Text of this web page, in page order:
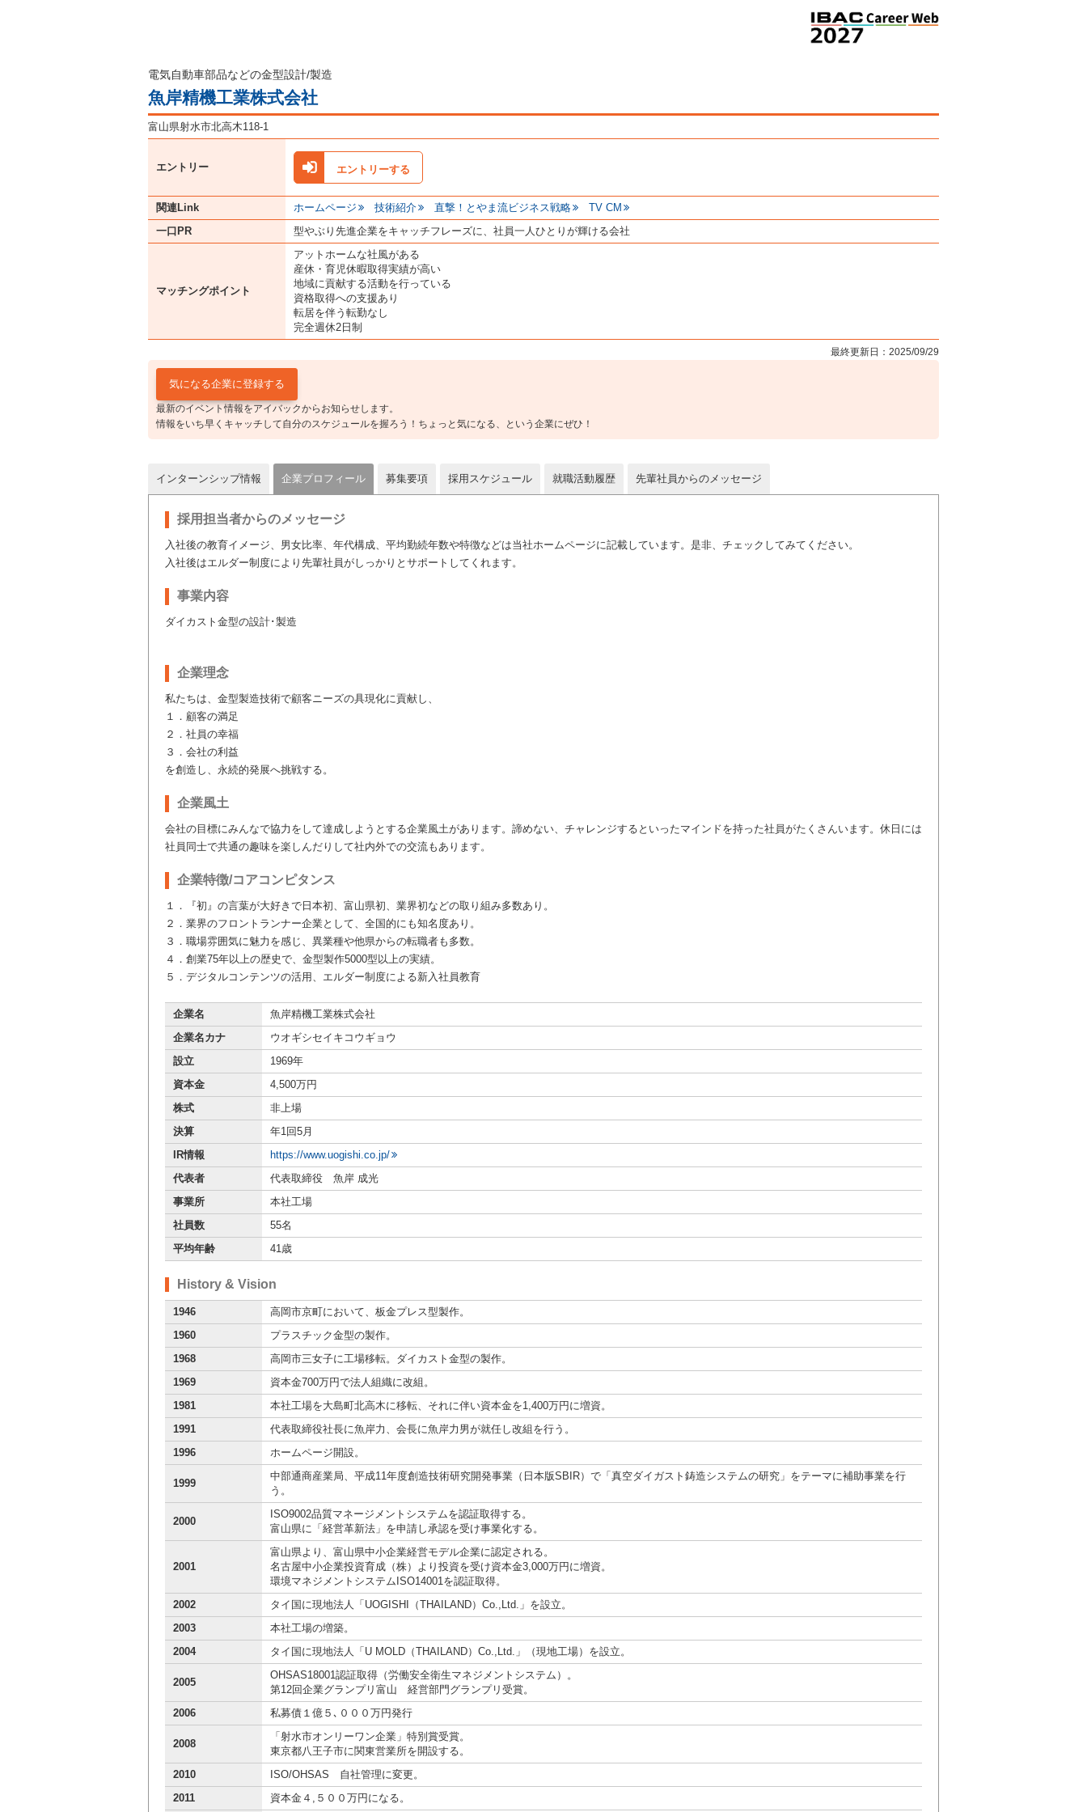
電気自動車部品などの金型設計/製造
魚岸精機工業株式会社
富山県射水市北高木118-1
エントリー エントリーする
関連Link ホームページ 技術紹介 直撃！とやま流ビジネス戦略
TV CM
一口PR
型やぶり先進企業をキャッチフレーズに、社員一人ひとりが輝ける会社
マッチングポイント
アットホームな社風がある
産休・育児休暇取得実績が高い
地域に貢献する活動を行っている
資格取得への支援あり
転居を伴う転勤なし
完全週休2日制
最終更新日：2025/09/29
最新のイベント情報をアイバックからお知らせします。
情報をいち早くキャッチして自分のスケジュールを握ろう！ちょっと気になる、という企業にぜひ！
インターンシップ情報 企業プロフィール 募集要項 採用スケジュール 就職活動履歴 先輩社員からのメッセージ
採用担当者からのメッセージ
入社後の教育イメージ、男女比率、年代構成、平均勤続年数や特徴などは当社ホームページに記載しています。是非、チェックしてみてください。
入社後はエルダー制度により先輩社員がしっかりとサポートしてくれます。
事業内容
ダイカスト金型の設計･製造
企業理念
私たちは、金型製造技術で顧客ニーズの具現化に貢献し、
１．顧客の満足
２．社員の幸福
３．会社の利益
を創造し、永続的発展へ挑戦する。
企業風土
会社の目標にみんなで協力をして達成しようとする企業風土があります。諦めない、チャレンジするといったマインドを持った社員がたくさんいます。休日には
社員同士で共通の趣味を楽しんだりして社内外での交流もあります。
企業特徴/コアコンピタンス
１．『初』の言葉が大好きで日本初、富山県初、業界初などの取り組み多数あり。
２．業界のフロントランナー企業として、全国的にも知名度あり。
３．職場雰囲気に魅力を感じ、異業種や他県からの転職者も多数。
４．創業75年以上の歴史で、金型製作5000型以上の実績。
５．デジタルコンテンツの活用、エルダー制度による新入社員教育
企業名
魚岸精機工業株式会社
企業名カナ
ウオギシセイキコウギョウ
設立
1969年
資本金
4,500万円
株式
非上場
決算
年1回5月
IR情報
https://www.uogishi.co.jp/
代表者
代表取締役 魚岸 成光
事業所
本社工場
社員数
55名
平均年齢
41歳
History & Vision
1946
高岡市京町において、板金プレス型製作。
1960
プラスチック金型の製作。
1968
高岡市三女子に工場移転。ダイカスト金型の製作。
1969
資本金700万円で法人組織に改組。
1981
本社工場を大島町北高木に移転、それに伴い資本金を1,400万円に増資。
1991
代表取締役社長に魚岸力、会長に魚岸力男が就任し改組を行う。
1996
ホームページ開設。
1999
中部通商産業局、平成11年度創造技術研究開発事業（日本版SBIR）で「真空ダイガスト鋳造システムの研究」をテーマに補助事業を行
う。
2000
ISO9002品質マネージメントシステムを認証取得する。
富山県に「経営革新法」を申請し承認を受け事業化する。
2001
富山県より、富山県中小企業経営モデル企業に認定される。
名古屋中小企業投資育成（株）より投資を受け資本金3,000万円に増資。
環境マネジメントシステムISO14001を認証取得。
2002
タイ国に現地法人「UOGISHI（THAILAND）Co.,Ltd.」を設立。
2003
本社工場の増築。
2004
タイ国に現地法人「U MOLD（THAILAND）Co.,Ltd.」（現地工場）を設立。
2005
OHSAS18001認証取得（労働安全衛生マネジメントシステム）。
第12回企業グランプリ富山 経営部門グランプリ受賞。
2006
私募債１億５､０００万円発行
2008
「射水市オンリーワン企業」特別賞受賞。
東京都八王子市に関東営業所を開設する。
2010
ISO/OHSAS 自社管理に変更。
2011
資本金４,５００万円になる。